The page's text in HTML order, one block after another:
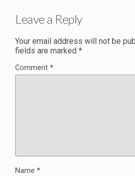
Leave a Reply
Your email address will not be
fields are marked *
Comment *
Name *